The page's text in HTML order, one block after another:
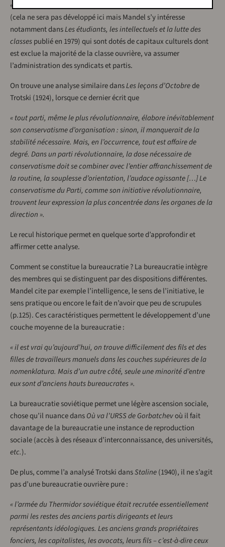
« minorité militante », à laquelle vient s’ajouter des intellectuels
(cela ne sera pas développé ici mais Mandel s’y intéresse
notamment dansLes étudiants, les intellectuels et la lutte des
classespublié en 1979) qui sont dotés de capitaux culturels dont
est exclue la majorité de la classe ouvrière, va assumer
l’administration des syndicats et partis.
On trouve une analyse similaire dansLes leçons d’Octobrede
Trotski (1924), lorsque ce dernier écrit que
« tout parti, même le plus révolutionnaire, élabore inévitablement
son conservatisme d’organisation : sinon, il manquerait de la
stabilité nécessaire. Mais, en l’occurrence, tout est affaire de
degré. Dans un parti révolutionnaire, la dose nécessaire de
conservatisme doit se combiner avec l’entier affranchissement de
la routine, la souplesse d’orientation, l’audace agissante […] Le
conservatisme du Parti, comme son initiative révolutionnaire,
trouvent leur expression la plus concentrée dans les organes de la
direction ».
Le recul historique permet en quelque sorte d’approfondir et
affirmer cette analyse.
Comment se constitue la bureaucratie ? La bureaucratie intègre
des membres qui se distinguent par des dispositions différentes.
Mandel cite par exemple l’intelligence, le sens de l’initiative, le
sens pratique ou encore le fait de n’avoir que peu de scrupules
(p.125). Ces caractéristiques permettent le développement d’une
couche moyenne de la bureaucratie :
« il est vrai qu’aujourd’hui, on trouve difficilement des fils et des
filles de travailleurs manuels dans les couches supérieures de la
nomenklatura. Mais d’un autre côté, seule une minorité d’entre
eux sont d’anciens hauts bureaucrates ».
La bureaucratie soviétique permet une légère ascension sociale,
chose qu’il nuance dansOù va l’URSS de Gorbatchevoù il fait
davantage de la bureaucratie une instance de reproduction
sociale (accès à des réseaux d’interconnaissance, des universités,
etc.).
De plus, comme l’a analysé Trotski dansStaline(1940), il ne s’agit
pas d’une bureaucratie ouvrière pure :
« l’armée du Thermidor soviétique était recrutée essentiellement
parmi les restes des anciens partis dirigeants et leurs
représentants idéologiques. Les anciens grands propriétaires
fonciers, les capitalistes, les avocats, leurs fils – c’est-à-dire ceux